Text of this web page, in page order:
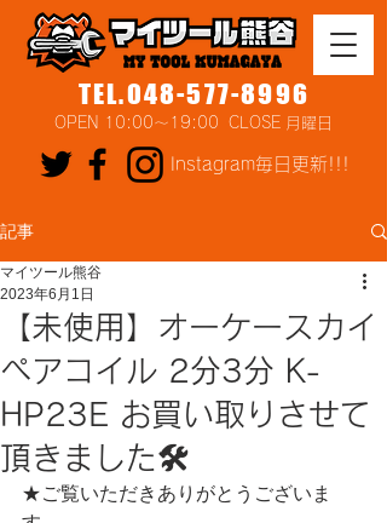
TEL.048-577-8996
OPEN 10:00～19:00 CLOSE 月曜日
Instagram毎日更新!!!
記事
【未使用】オーケースカイ
ペアコイル 2分3分 K-
HP23E お買い取りさせて
頂きました🛠
マイツール熊谷
2023年6月1日
★ご覧いただきありがとうございま